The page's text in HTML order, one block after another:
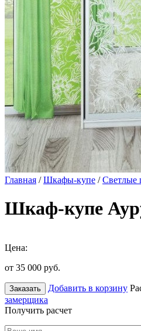
Главная /Шкафы-купе /Светлые
Шкаф-купе
Цена:
от 35 000 руб.
Заказать Добавить в корзину
замерщика
Получить расчет